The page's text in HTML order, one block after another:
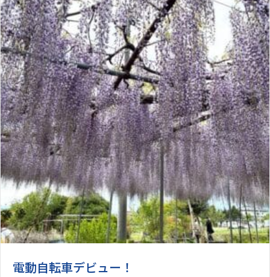
電動自転車デビュー！